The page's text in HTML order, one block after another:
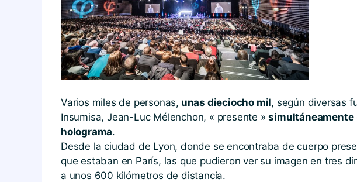
Varios miles de personas, unas dieciocho mil, según diversas
Insumisa, Jean-Luc Mélenchon, « presente »simultáneamente
holograma.
Desde la ciudad de Lyon, donde se encontraba de cuerpo
que estaban en París, las que pudieron ver su imagen en tres
a unos 600 kilómetros de distancia.